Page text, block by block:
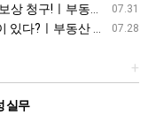
07.31
산 재테크 상식 사전
07.28
산 재테크 상식 사전
+
실무